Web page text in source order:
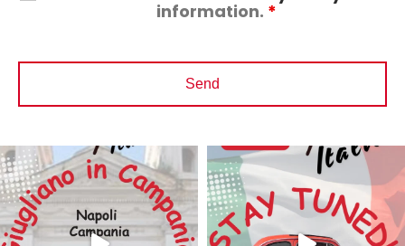
information. *